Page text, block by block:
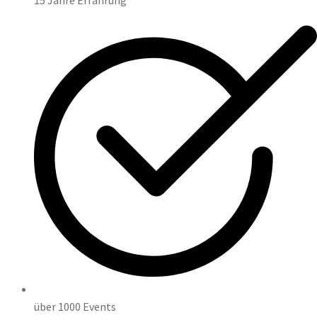
über 1000 Events